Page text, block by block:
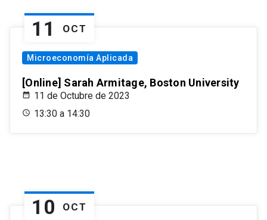
11 OCT
Microeconomía Aplicada
[Online] Sarah Armitage, Boston University
11 de Octubre de 2023
13:30 a 14:30
10 OCT